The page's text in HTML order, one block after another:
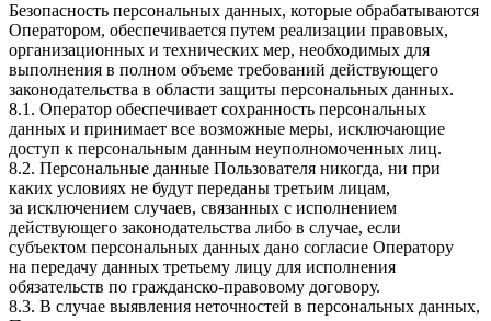
Безопасность персональных данных, которые обрабатываются
Оператором, обеспечивается путем реализации правовых,
организационных и технических мер, необходимых для
выполнения в полном объеме требований действующего
законодательства в области защиты персональных данных.
8.1. Оператор обеспечивает сохранность персональных
данных и принимает все возможные меры, исключающие
доступ к персональным данным неуполномоченных лиц.
8.2. Персональные данные Пользователя никогда, ни при
каких условиях не будут переданы третьим лицам,
за исключением случаев, связанных с исполнением
действующего законодательства либо в случае, если
субъектом персональных данных дано согласие Оператору
на передачу данных третьему лицу для исполнения
обязательств по гражданско-правовому договору.
8.3. В случае выявления неточностей в персональных данных,